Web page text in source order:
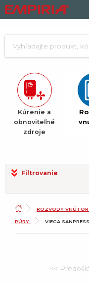
Kúrenie a
obnoviteľné
zdroje
Filtrovanie
ROZVODY
RÚRY VIEGA